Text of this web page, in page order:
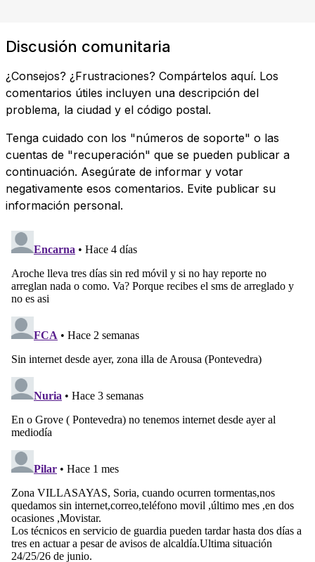
Discusión comunitaria
¿Consejos? ¿Frustraciones? Compártelos aquí. Los
comentarios útiles incluyen una descripción del
problema, la ciudad y el código postal.
Tenga cuidado con los "números de soporte" o las
cuentas de "recuperación" que se pueden publicar a
continuación. Asegúrate de informar y votar
negativamente esos comentarios. Evite publicar su
información personal.